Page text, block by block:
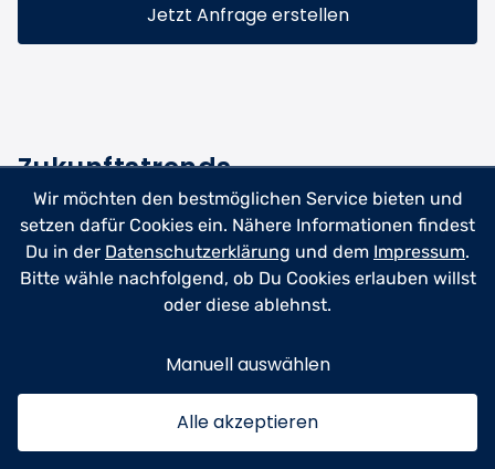
Jetzt Anfrage erstellen
Zukunftstrends
Die Haushaltshilfe-Branche entwickelt sich stetig
weiter. Digitale Plattformen wieanyhelpnowmachen
die Vermittlung immer einfacher und transparenter.
Kunden finden schneller passende Unterstützung im
akquirieren. Die Online-Buchung, sichere Bezahlung
und integrierte Bewertungssysteme werden zum
Wir möchten den bestmöglichen Service bieten und
setzen dafür Cookies ein. Nähere Informationen findest
Du in der Datenschutzerklärung und dem Impressum.
Bitte wähle nachfolgend, ob Du Cookies erlauben willst
oder diese ablehnst.
Manuell auswählen
Alle akzeptieren